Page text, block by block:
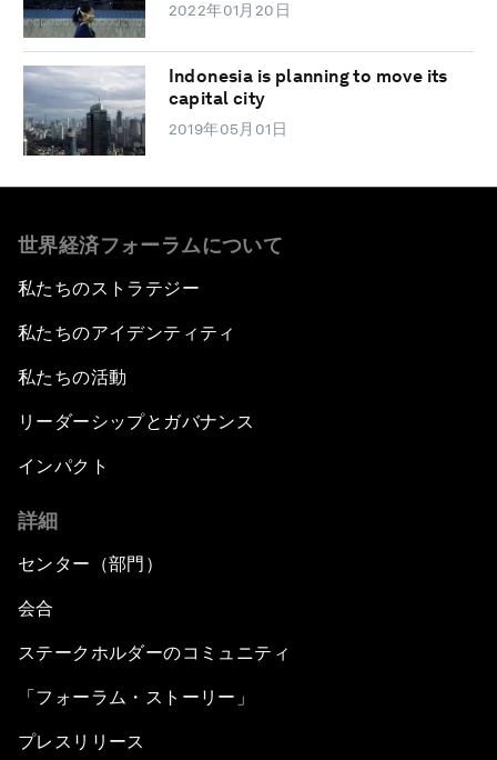
2022年01月20日
Indonesia is planning to move its
capital city
2019年05月01日
世界経済フォーラムについて
私たちのストラテジー
私たちのアイデンティティ
私たちの活動
リーダーシップとガバナンス
インパクト
詳細
センター（部門）
会合
ステークホルダーのコミュニティ
「フォーラム・ストーリー」
プレスリリース